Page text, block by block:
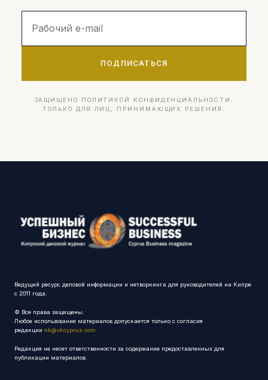
ПОДПИСАТЬСЯ
ЗАЩИЩЕНО ПОЛИТИКОЙ КОНФИДЕНЦИАЛЬНОСТИ.
ТОЛЬКО ДЛЯ ЛИЦ, ПРИНИМАЮЩИХ РЕШЕНИЯ.
Ведущий ресурс деловой информации и нетворкинга для руководителей на Кипре
с 2011 года.
© Все права защищены.
Любое использование материалов допускается только с согласия
редакции nk@vkcyprus.com
Редакция не несет ответственности за содержание предоставленных для
публикации материалов.